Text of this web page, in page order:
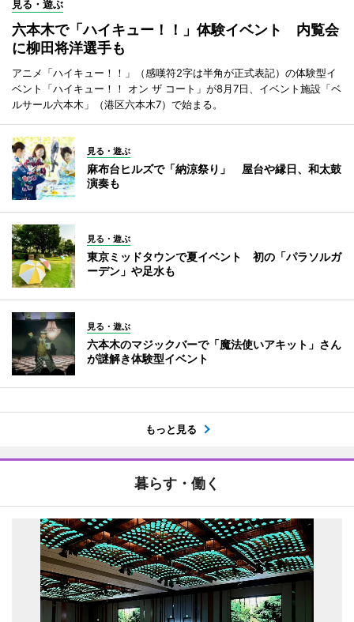
見る・遊ぶ
六本木で「ハイキュー！！」体験イベント 内覧会
に柳田将洋選手も
アニメ「ハイキュー！！」（感嘆符2字は半角が正式表記）の体験型イ
ベント「ハイキュー！！ オン ザ コート」が8月7日、イベント施設「ベ
ルサール六本木」（港区六本木7）で始まる。
見る・遊ぶ
麻布台ヒルズで「納涼祭り」 屋台や縁日、和太鼓
演奏も
見る・遊ぶ
東京ミッドタウンで夏イベント 初の「パラソルガ
ーデン」や足水も
見る・遊ぶ
六本木のマジックバーで「魔法使いアキット」さん
が謎解き体験型イベント
もっと見る
暮らす・働く